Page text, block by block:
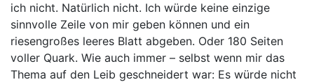
ich nicht. Natürlich nicht. Ich würde keine einzige
sinnvolle Zeile von mir geben können und ein
riesengroßes leeres Blatt abgeben. Oder 180 Seiten
voller Quark. Wie auch immer – selbst wenn mir das
Thema auf den Leib geschneidert war: Es würde nicht